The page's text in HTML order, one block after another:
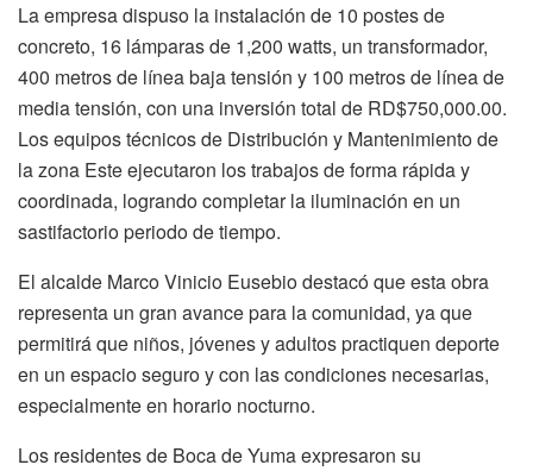
La empresa dispuso la instalación de 10 postes de
concreto, 16 lámparas de 1,200 watts, un transformador,
400 metros de línea baja tensión y 100 metros de línea de
media tensión, con una inversión total de RD$750,000.00.
Los equipos técnicos de Distribución y Mantenimiento de
la zona Este ejecutaron los trabajos de forma rápida y
coordinada, logrando completar la iluminación en un
sastifactorio periodo de tiempo.
El alcalde Marco Vinicio Eusebio destacó que esta obra
representa un gran avance para la comunidad, ya que
permitirá que niños, jóvenes y adultos practiquen deporte
en un espacio seguro y con las condiciones necesarias,
especialmente en horario nocturno.
Los residentes de Boca de Yuma expresaron su